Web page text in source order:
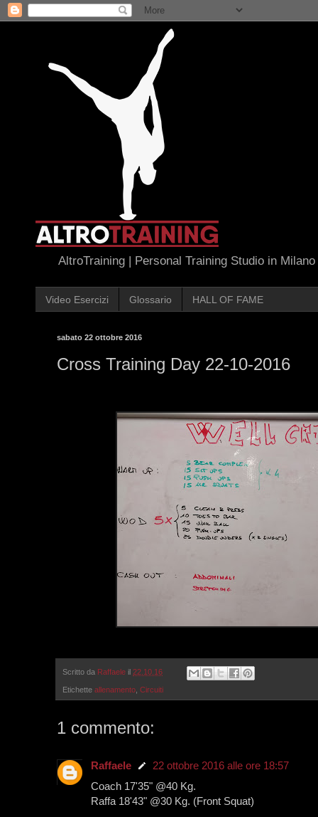
AltroTraining | Personal Training Studio in Milano
Video Esercizi Glossario HALL OF FAME
sabato 22 ottobre 2016
Cross Training Day 22-10-2016
Scritto da Raffaele il 22.10.16
Etichette allenamento Circuiti
1 commento:
Raffaele
22 ottobre 2016 alle ore 18:57
Coach 17'35" @40 Kg.
Raffa 18'43" @30 Kg. (Front Squat)